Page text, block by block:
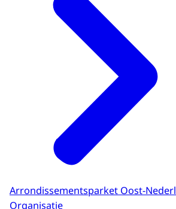
Arrondissementsparket Oost-
Organisatie